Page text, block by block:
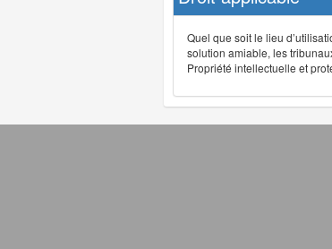
Quel que soit le lieu
solution amiable, les
Propriété intellectuelle et